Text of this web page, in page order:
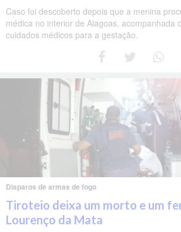
Caso foi descoberto depois que a menina
médica no interior de Alagoas, acompanhada
cuidados médicos para a gestação.
Disparos de armas de fogo
Tiroteio deixa um morto e um
Lourenço da Mata